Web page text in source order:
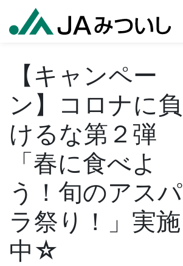
【キャンペー
ン】コロナに負
けるな第２弾
「春に食べよ
う！旬のアスパ
ラ祭り！」実施
中☆